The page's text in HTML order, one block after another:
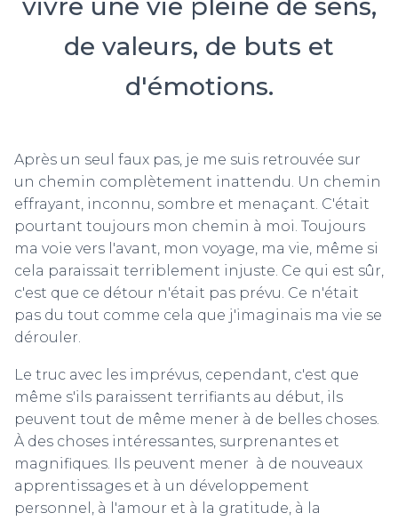
vivre une vie pleine de sens,
de valeurs, de buts et
d'émotions.
Après un seul faux pas, je me suis retrouvée sur
un chemin complètement inattendu. Un chemin
effrayant, inconnu, sombre et menaçant. C'était
pourtant toujours mon chemin à moi. Toujours
ma voie vers l'avant, mon voyage, ma vie, même si
cela paraissait terriblement injuste. Ce qui est sûr,
c'est que ce détour n'était pas prévu. Ce n'était
pas du tout comme cela que j'imaginais ma vie se
dérouler.
Le truc avec les imprévus, cependant, c'est que
même s'ils paraissent terrifiants au début, ils
peuvent tout de même mener à de belles choses.
À des choses intéressantes, surprenantes et
magnifiques. Ils peuvent mener à de nouveaux
apprentissages et à un développement
personnel, à l'amour et à la gratitude, à la